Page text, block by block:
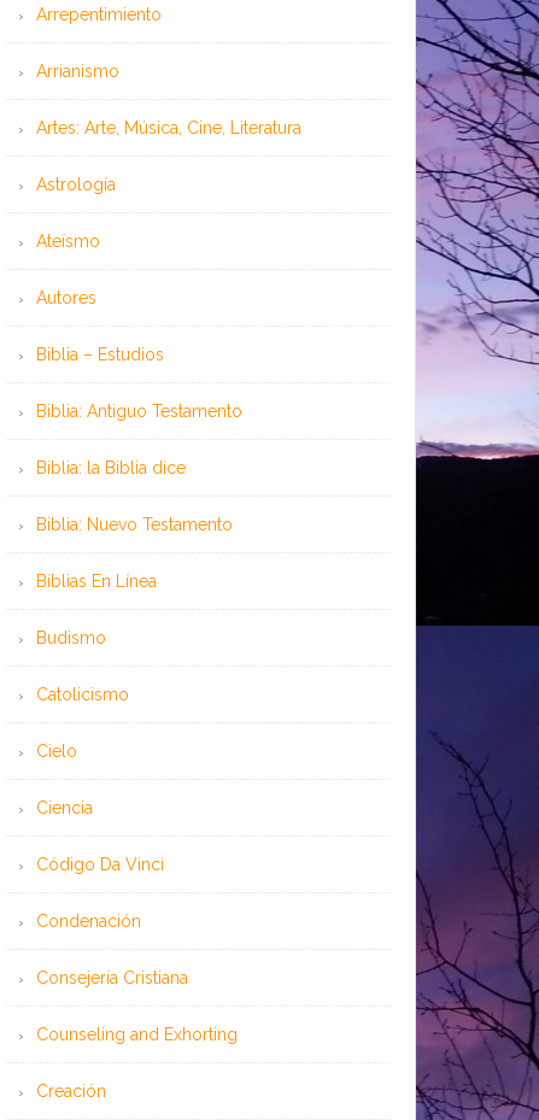
Arrepentimiento
Arrianismo
Artes: Arte, Música, Cine, Literatura
Astrología
Ateísmo
Autores
Biblia – Estudios
Biblia: Antiguo Testamento
Biblia: la Biblia dice
Biblia: Nuevo Testamento
Bíblias En Línea
Budismo
Catolicismo
Cielo
Ciencia
Código Da Vinci
Condenación
Consejería Cristiana
Counseling and Exhorting
Creación